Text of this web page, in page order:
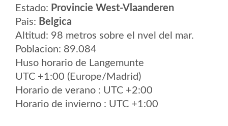
Estado: Provincie West-Vlaanderen
Pais: Belgica
Altitud: 98 metros sobre el nvel del mar.
Poblacion: 89.084
Huso horario de Langemunte
UTC +1:00 (Europe/Madrid)
Horario de verano : UTC +2:00
Horario de invierno : UTC +1:00